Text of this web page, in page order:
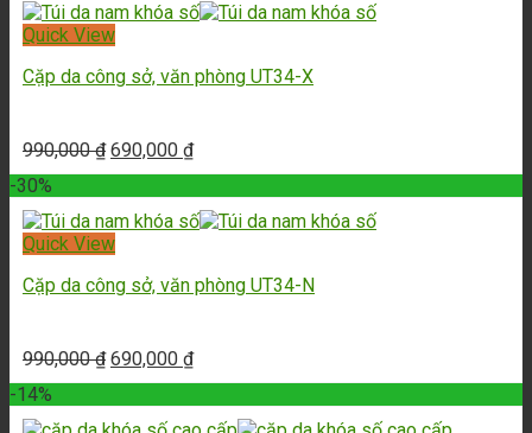
Quick View
Cặp da công sở, văn phòng UT34-X
990,000₫ 690,000 ₫
-30%
Quick View
Cặp da công sở, văn phòng UT34-N
990,000₫ 690,000 ₫
-14%